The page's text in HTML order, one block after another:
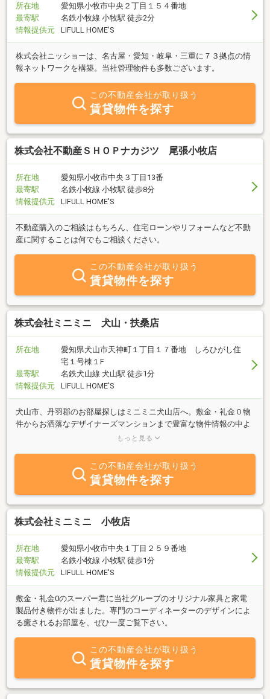
所在地
愛知県小牧市中央２丁目１５４番地
最寄駅
名鉄小牧線 小牧駅 徒歩2分
情報提供元
LIFULL HOME'S
株式会社ニッショーは、名古屋・愛知・岐阜・三重に７３拠点の情
報ネットワークを構築。当社管理物件も多数ございます。
この不動産会社が取り扱う
賃貸物件を探す
株式会社不動産ＳＨＯＰナカジツ 尾張小牧店
所在地
愛知県小牧市中央３丁目13番
最寄駅
名鉄小牧線 小牧駅 徒歩8分
情報提供元
LIFULL HOME'S
不動産購入のご相談はもちろん、住宅ローンやリフォームなど不動
産に関することは何でもご相談ください。
この不動産会社が取り扱う
賃貸物件を探す
株式会社ミニミニ 犬山・扶桑店
所在地
愛知県犬山市天神町１丁目１７番地 しろひがし住
宅１号棟１F
最寄駅
名鉄犬山線 犬山駅 徒歩1分
情報提供元
LIFULL HOME'S
犬山市、丹羽郡のお部屋探しはミニミニ犬山店へ。敷金・礼金０物
件からお洒落なデザイナーズマンションまで豊富な物件情報の中よ
りお客様にピッタリの物件をお探しします。スタッフ一同ご来店を
もっと見る
この不動産会社が取り扱う
賃貸物件を探す
株式会社ミニミニ 小牧店
所在地
愛知県小牧市中央１丁目２５９番地
最寄駅
名鉄小牧線 小牧駅 徒歩1分
情報提供元
LIFULL HOME'S
敷金・礼金0のスーパー君に当社グループのオリジナル家具と家電
製品付き物件が出ました。専門のコーディネーターのデザインによ
る癒されるお部屋を、ぜひ一度ご覧下さい。
この不動産会社が取り扱う
賃貸物件を探す